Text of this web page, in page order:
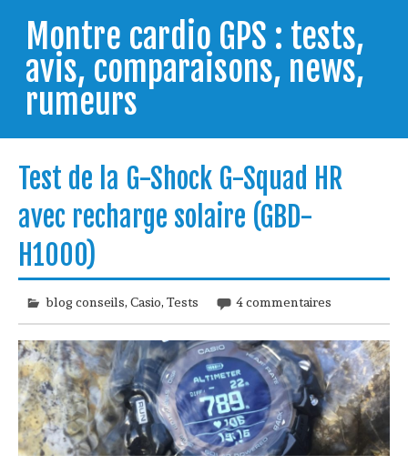
contentMontre cardio GPS : tests,
avis, comparaisons, news,
rumeurs
trouver celle qui répondra à vos besoins et
comprendre comment bien l'utiliser.
Test de la G-Shock G-Squad HR
avec recharge solaire (GBD-
H1000)
blog conseils,Casio,Tests 4 commentaires